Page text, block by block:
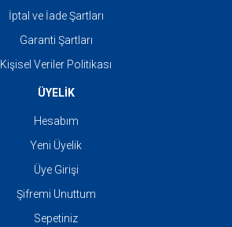
İptal ve İade Şartları
Garanti Şartları
Kişisel Veriler Politikası
ÜYELİK
Hesabım
Yeni Üyelik
Üye Girişi
Şifremi Unuttum
Sepetiniz